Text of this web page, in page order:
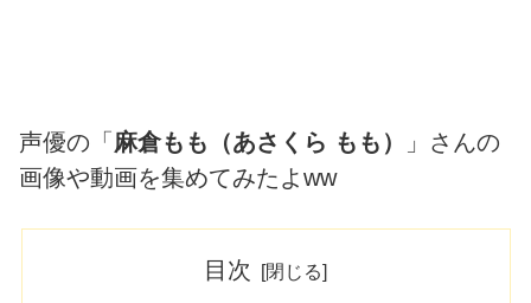
声優の「麻倉もも（あさくら もも）
」さんの
画像や動画を集めてみたよww
目次